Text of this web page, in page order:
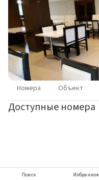
Номера Объект
Доступные номера
Поиск Избранное